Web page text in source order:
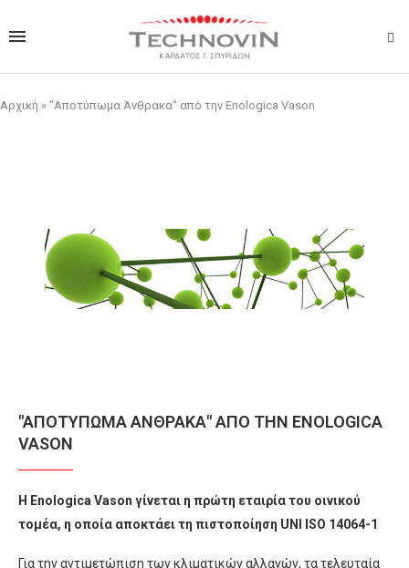
Αρχική » "Aποτύπωμα Άνθρακα" από την Enologica Vason
"AΠΟΤΎΠΩΜΑ ΆΝΘΡΑΚΑ" ΑΠΌ ΤΗΝ ENOLOGICA
VASON
Η Enologica Vason γίνεται η πρώτη εταιρία του οινικού
τομέα, η οποία αποκτάει τη πιστοποίηση UNI ISO 14064-1
Για την αντιμετώπιση των κλιματικών αλλαγών, τα τελευταία